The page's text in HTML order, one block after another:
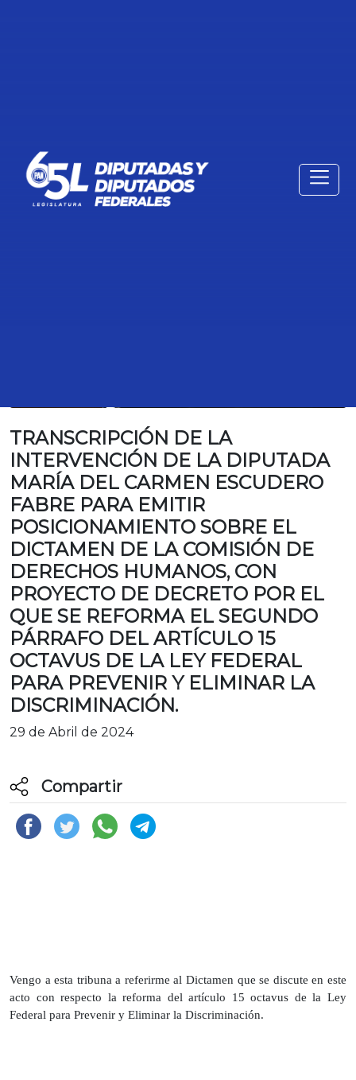
TRANSCRIPCIÓN DE LA
INTERVENCIÓN DE LA DIPUTADA
MARÍA DEL CARMEN ESCUDERO
FABRE PARA EMITIR
POSICIONAMIENTO SOBRE EL
DICTAMEN DE LA COMISIÓN DE
DERECHOS HUMANOS, CON
PROYECTO DE DECRETO POR EL
QUE SE REFORMA EL SEGUNDO
PÁRRAFO DEL ARTÍCULO 15
OCTAVUS DE LA LEY FEDERAL
PARA PREVENIR Y ELIMINAR LA
DISCRIMINACIÓN.
29 de Abril de 2024
Compartir
Vengo a esta tribuna a referirme al Dictamen que se discute en este
acto con respecto la reforma del artículo 15 octavus de la Ley
Federal para Prevenir y Eliminar la Discriminación.